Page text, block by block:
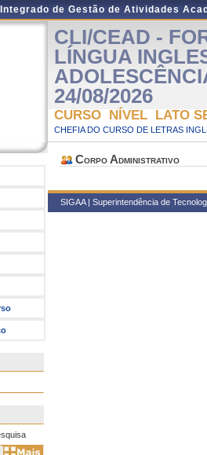
de Gestão de Atividades
CLI/CEAD -
LÍNGUA
24/08/2026
CURSO NÍVEL LATO
CHEFIA DO CURSO DE LETRAS
Corpo Administrativo
SIGAA | Superintendência de